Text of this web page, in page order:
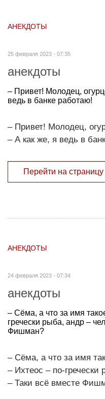
АНЕКДОТЫ
25 февраля 2023 - 07:35
анекдоты
– Привет! Молодец,
ведь в банке работаю!
– Привет! Молодец,
– А как же, я ведь в
Перейти на
АНЕКДОТЫ
24 февраля 2023 - 07:34
анекдоты
– Сёма, а что за имя
гречески рыба, андр –
Фишман?
– Сёма, а что за имя
– Ихтеос – по-гречески
– Таки всё вместе